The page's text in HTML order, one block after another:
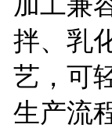
拌、乳
艺，可
生产流